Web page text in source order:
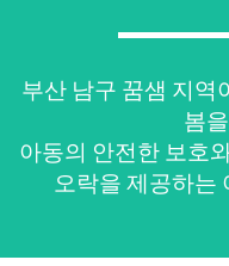
부산 남구 꿈샘 지역
봄
아동의 안전한 보호
오락을 제공하는